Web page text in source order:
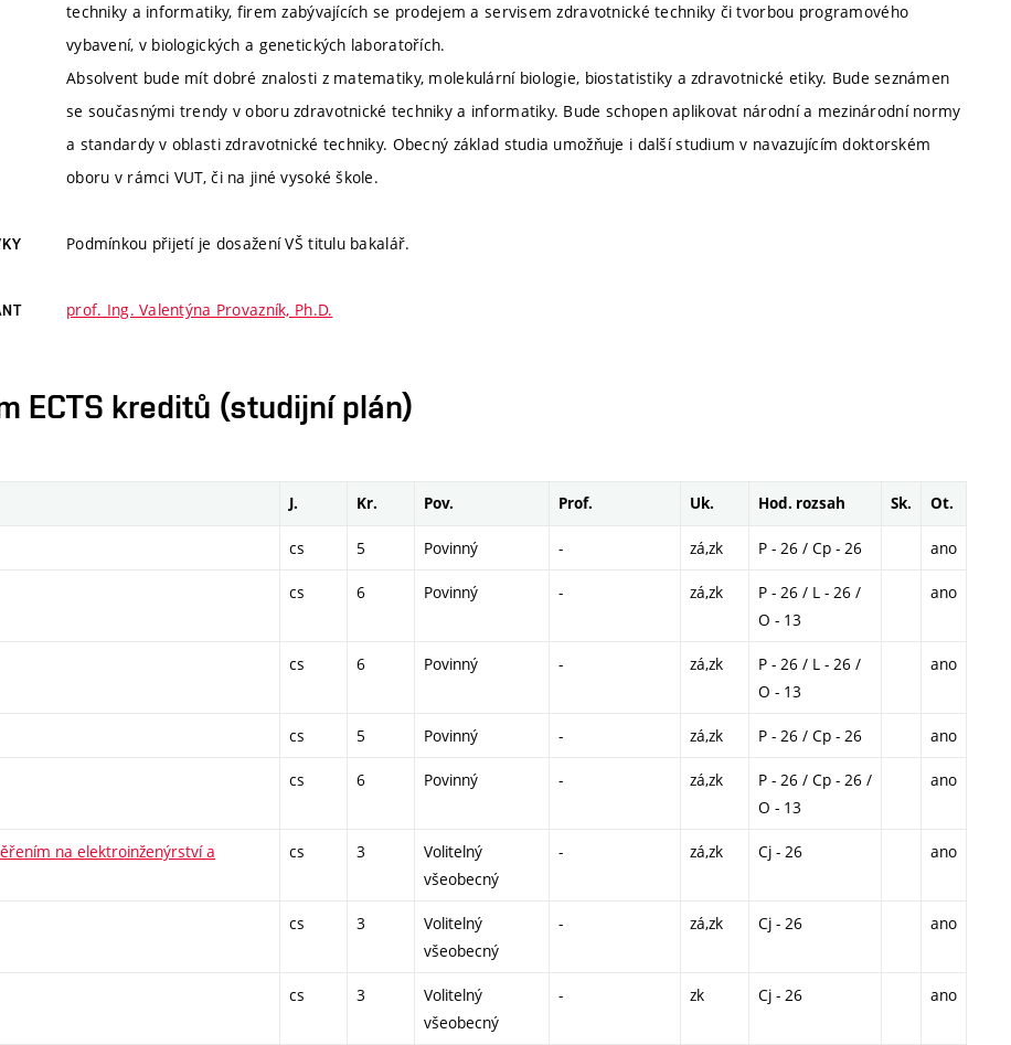
techniky a informatiky, firem zabývajících se prodejem a servisem zdravotnické techniky či tvorbou programového
vybavení, v biologických a genetických laboratořích.
Absolvent bude mít dobré znalosti z matematiky, molekulární biologie, biostatistiky a zdravotnické etiky. Bude seznámen
se současnými trendy v oboru zdravotnické techniky a informatiky. Bude schopen aplikovat národní a mezinárodní normy
a standardy v oblasti zdravotnické techniky. Obecný základ studia umožňuje i další studium v navazujícím doktorském
oboru v rámci VUT, či na jiné vysoké škole.
Podmínkou přijetí je dosažení VŠ titulu bakalář.
prof. Ing. Valentýna Provazník, Ph.D.
ECTS kreditů (studijní plán)
J. Kr. Pov. Prof. Uk. Hod. rozsah Sk. Ot.
cs 5 Povinný - zá,zk P - 26 / Cp - 26 ano
cs 6 Povinný - zá,zk
P - 26 / L - 26 /
O - 13
ano
cs 6 Povinný - zá,zk
P - 26 / L - 26 /
O - 13
ano
cs 5 Povinný - zá,zk P - 26 / Cp - 26 ano
cs 6 Povinný - zá,zk
P - 26 / Cp - 26 /
O - 13
ano
na elektroinženýrství a
cs 3
Volitelný
všeobecný
- zá,zk Cj - 26 ano
cs 3
Volitelný
všeobecný
- zá,zk Cj - 26 ano
cs 3
Volitelný
všeobecný
- zk Cj - 26 ano